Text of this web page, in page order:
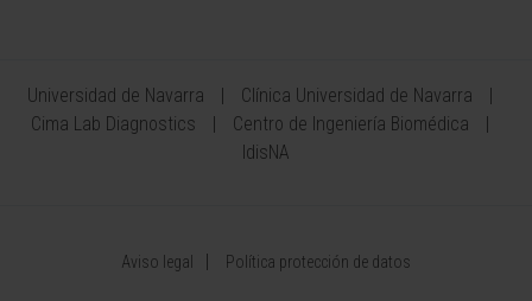
Universidad de Navarra
Clínica Universidad de Navarra
Cima Lab Diagnostics
Centro de Ingeniería Biomédica
IdisNA
Aviso legal Política protección de datos